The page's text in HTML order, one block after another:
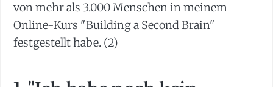
von mehr als 3.000 Menschen in meinem
Online-Kurs "Building a Second Brain"
festgestellt habe. (2)